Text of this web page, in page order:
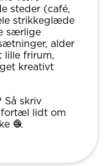
steder (café,
strikkeglæde
særlige
alder
lille frirum,
kreativt
Så skriv
fortæl lidt om
🧶